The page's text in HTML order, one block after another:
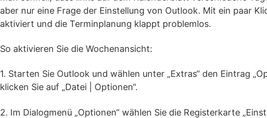
aber nur eine Frage der Einstellung von Outlook. Mit ein paar
aktiviert und die Terminplanung klappt problemlos.
So aktivieren Sie die Wochenansicht:
1. Starten Sie Outlook und wählen unter „Extras“ den Eintrag
klicken Sie auf „Datei | Optionen“.
2. Im Dialogmenü „Optionen“ wählen Sie die Registerkarte